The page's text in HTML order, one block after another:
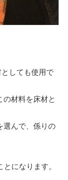
しても使用で
材料を床材と
選んで、係りの
になります。